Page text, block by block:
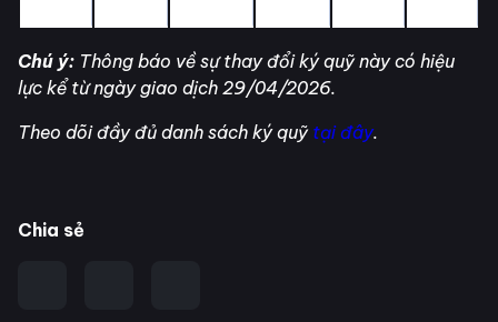
Chú ý: Thông báo về sự thay đổi ký quỹ này có hiệu
lực kể từ ngày giao dịch 29/04/2026.
Theo dõi đầy đủ danh sách ký quỹ tại đây.
Chia sẻ